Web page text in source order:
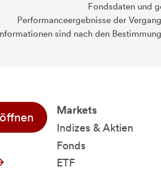
Fondsdaten und
Performanceergebnisse der
sind nach den
Markets
Indizes & Aktien
Fonds
ETF